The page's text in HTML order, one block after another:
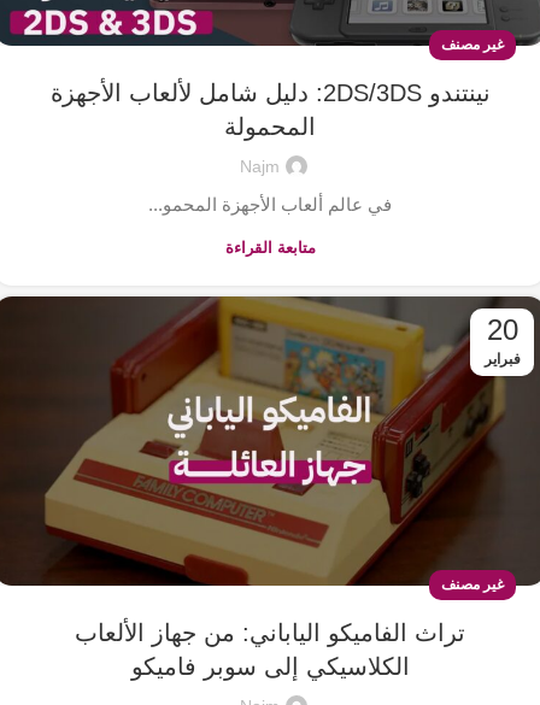
غير مصنف
نينتندو 2DS/3DS: دليل شامل لألعاب الأجهزة
المحمولة
Najm
في عالم ألعاب الأجهزة المحمو...
متابعة القراءة
20
فبراير
غير مصنف
تراث الفاميكو الياباني: من جهاز الألعاب
الكلاسيكي إلى سوبر فاميكو